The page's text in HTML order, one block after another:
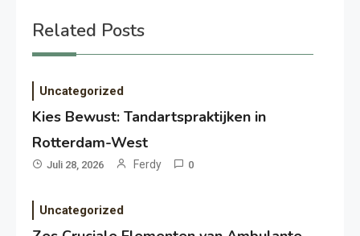
Related Posts
Uncategorized
Kies Bewust: Tandartspraktijken in
Rotterdam-West
Juli 28, 2026 Ferdy 0
Uncategorized